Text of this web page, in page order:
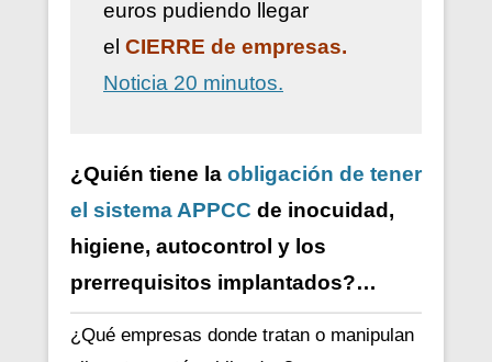
euros pudiendo llegar
el CIERRE de empresas.
Noticia 20 minutos.
¿Quién tiene la obligación de tener
el sistema APPCC de inocuidad,
higiene, autocontrol y los
prerrequisitos implantados?…
¿Qué empresas donde tratan o manipulan